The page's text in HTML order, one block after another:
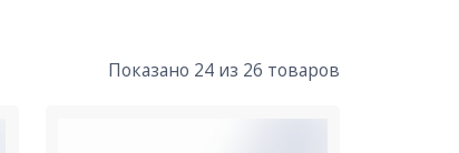
Показано 24 из 26 товаров